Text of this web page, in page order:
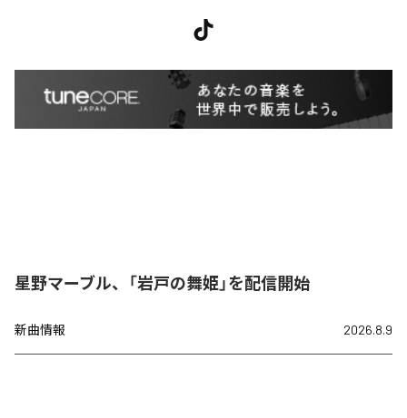
星野マーブル、「岩戸の舞姫」を配信開始
新曲情報 2026.8.9